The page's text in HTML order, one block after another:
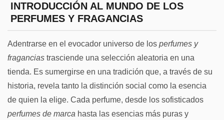
INTRODUCCIÓN AL MUNDO DE LOS
PERFUMES Y FRAGANCIAS
Adentrarse en el evocador universo de los perfumes y
fragancias trasciende una selección aleatoria en una
tienda. Es sumergirse en una tradición que, a través de su
historia, revela tanto la distinción social como la esencia
de quien la elige. Cada perfume, desde los sofisticados
perfumes de marca hasta las esencias más puras y